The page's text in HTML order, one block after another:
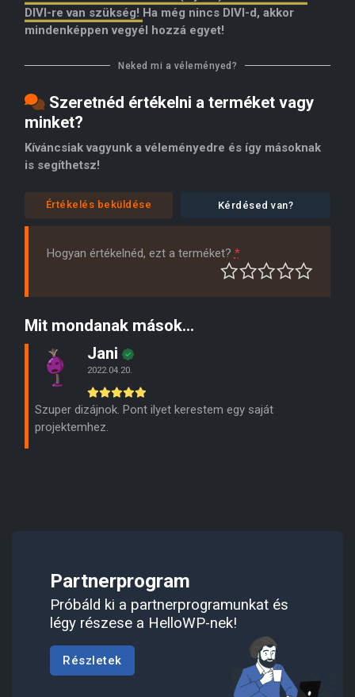
DIVI-re van szükség! Ha még nincs DIVI-d, akkor
mindenképpen vegyél hozzá egyet!
Neked mi a véleményed?
Szeretnéd értékelni a terméket vagy
minket?
Kíváncsiak vagyunk a véleményedre és így másoknak
is segíthetsz!
Értékelés beküldése Kérdésed van?
Hogyan értékelnéd, ezt a terméket? *
Mit mondanak mások...
Jani
2022.04.20.
Szuper dizájnok. Pont ilyet kerestem egy saját
projektemhez.
Partnerprogram
Próbáld ki a partnerprogramunkat és
légy részese a HelloWP-nek!
Részletek